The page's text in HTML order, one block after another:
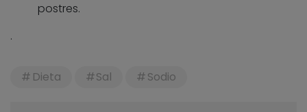
postres.
.
Dieta Sal Sodio